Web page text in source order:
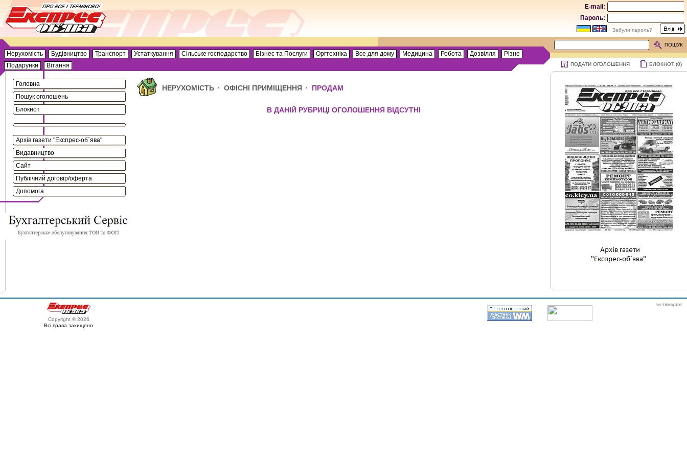
E-mail:
Пароль:
Забули пароль?
ПОШУК
Нерухомість Будівництво Транспорт Устаткування Сільське господарство Бізнес та Послуги Оргтехніка Все для дому Медицина Робота Дозвілля
Різне
Подарунки
Вітання ПОДАТИ ОГОЛОШЕННЯ БЛОКНОТ (0)
Головна
Пошук оголошень
Блокнот
Архів газети "Експрес-об`ява"
Видавництво
Сайт
Публічний договір/оферта
Допомога
НЕРУХОМІСТЬ · ОФІСНІ ПРИМІЩЕННЯ · ПРОДАМ
В ДАНІЙ РУБРИЦІ ОГОЛОШЕННЯ ВІДСУТНІ
Copyright © 2026
Всі права захищено
webmaster
itexpert